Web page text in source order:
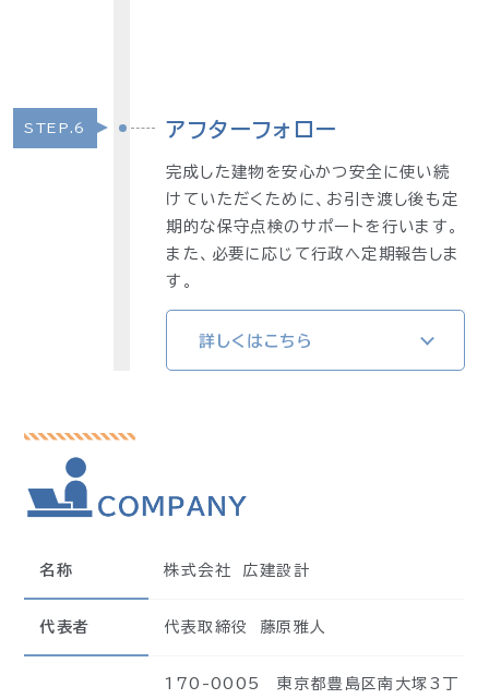
STEP.6 アフターフォロー
完成した建物を安心かつ安全に使い続
けていただくために、お引き渡し後も定
期的な保守点検のサポートを行います。
また、必要に応じて行政へ定期報告しま
す。
詳しくはこちら
名称 株式会社 広建設計
代表者 代表取締役 藤原雅人
170-0005 東京都豊島区南大塚3丁